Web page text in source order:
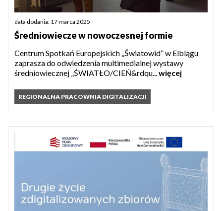
data dodania: 17 marca 2025
Średniowiecze w nowoczesnej formie
Centrum Spotkań Europejskich „Światowid” w Elblągu
zaprasza do odwiedzenia multimedialnej wystawy
średniowiecznej „ŚWIATŁO/CIEŃ&rdqu... więcej
REGIONALNA PRACOWNIA DIGITALIZACJI